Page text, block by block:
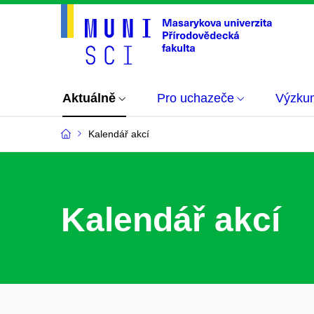
Aktuálně Pro uchazeče
Kalendář akcí
Kalendář akcí